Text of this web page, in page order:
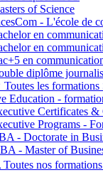
of Science
- L'école de
en
en
en
diplôme
Toutes les formations
Education -
Certificates &
Programs -
- Doctorate in
- Master of
Toutes nos